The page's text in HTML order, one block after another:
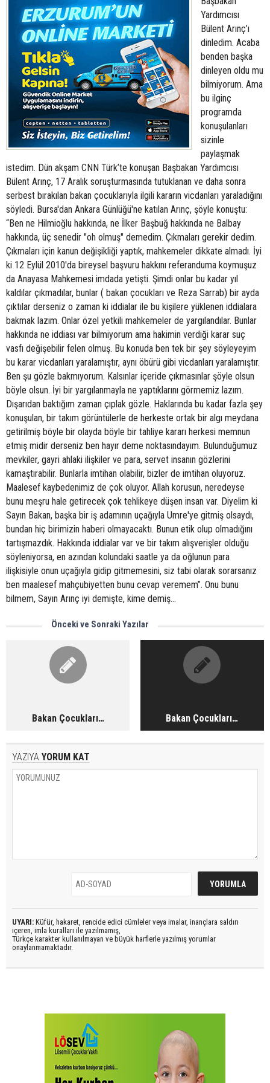
Yardımcısı
Bülent Arınç’ı
dinledim. Acaba
benden başka
dinleyen oldu mu
bilmiyorum. Ama
bu ilginç
programda
konuşulanları
sizinle
paylaşmak
istedim. Dün akşam CNN Türk’te konuşan Başbakan Yardımcısı
Bülent Arınç, 17 Aralık soruşturmasında tutuklanan ve daha sonra
serbest bırakılan bakan çocuklarıyla ilgili kararın vicdanları yaraladığını
söyledi. Bursa'dan Ankara Günlüğü'ne katılan Arınç, şöyle konuştu:
“Ben ne Hilmioğlu hakkında, ne İlker Başbuğ hakkında ne Balbay
hakkında, üç senedir "oh olmuş" demedim. Çıkmaları gerekir dedim.
Çıkmaları için kanun değişikliği yaptık, mahkemeler dikkate almadı. İyi
ki 12 Eylül 2010'da bireysel başvuru hakkını referanduma koymuşuz
da Anayasa Mahkemesi imdada yetişti. Şimdi onlar bu kadar yıl
kaldılar çıkmadılar, bunlar ( bakan çocukları ve Reza Sarrab) bir ayda
çıktılar derseniz o zaman ki iddialar ile bu kişilere yüklenen iddialara
bakmak lazım. Onlar özel yetkili mahkemeler de yargılandılar. Bunlar
hakkında ne iddiası var bilmiyorum ama hakimin verdiği karar suç
vasfı değişebilir felen olmuş. Bu konuda ben tek bir şey söyleyeyim
bu karar vicdanları yaralamıştır, aynı öbürü gibi vicdanları yaralamıştır.
Ben şu gözle bakmıyorum. Kalsınlar içeride çıkmasınlar şöyle olsun
böyle olsun. İyi bir yargılanmayla ne yaptıklarını görmemiz lazım.
Dışarıdan baktığım zaman çıplak gözle. Haklarında bu kadar fazla şey
konuşulan, bir takım görüntülerle de herkeste ortak bir algı meydana
getirilmiş böyle bir olayda böyle bir tahliye kararı herkesi memnun
etmiş midir derseniz ben hayır deme noktasındayım. Bulunduğumuz
mevkiler, gayri ahlaki ilişkiler ve para, servet insanın gözlerini
kamaştırabilir. Bunlarla imtihan olabilir, bizler de imtihan oluyoruz.
Maalesef kaybedenimiz de çok oluyor. Allah korusun, neredeyse
bunu meşru hale getirecek çok tehlikeye düşen insan var. Diyelim ki
Sayın Bakan, başka bir iş adamının uçağıyla Umre'ye gitmiş olsaydı,
bundan hiç birimizin haberi olmayacaktı. Bunun etik olup olmadığını
tartışmazdık. Hakkında iddialar var ve bir takım alışverişler olduğu
söyleniyorsa, en azından kolundaki saatle ya da oğlunun para
ilişkisiyle onun uçağıyla gidip gitmemesini, siz tabi olarak sorarsanız
ben maalesef mahçubiyetten bunu cevap veremem”. Onu bunu
bilmem, Sayın Arınç iyi demişte, kime demiş…
Önceki ve Sonraki Yazılar
Bakan Çocukları… Bakan Çocukları…
YAZIYA YORUM KAT
UYARI: Küfür, hakaret, rencide edici cümleler veya imalar, inançlara saldırı
içeren, imla kuralları ile yazılmamış,
Türkçe karakter kullanılmayan ve büyük harflerle yazılmış yorumlar
onaylanmamaktadır.